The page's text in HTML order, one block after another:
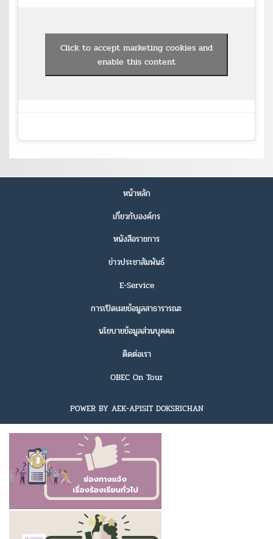
Click to accept marketing cookies and
enable this content
หน้าหลัก
เกี่ยวกับองค์กร
หนังสือราชการ
ข่าวประชาสัมพันธ์
E-Service
การเปิดเผยข้อมูลสาธารารณะ
นโยบายข้อมูลส่วนบุคคล
ติดต่อเรา
OBEC On Tour
POWER BY AEK-APISIT DOKSRICHAN